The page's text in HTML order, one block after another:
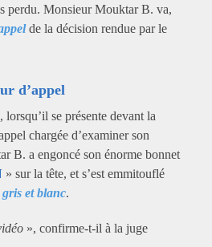
perdu. Monsieur Mouktar B. va,
de la décision rendue par le
d’appel
se présente devant la
chargée d’examiner son
B. a engoncé son énorme bonnet
» sur la tête, et s’est emmitouflé
et blanc.
», confirme-t-il à la juge